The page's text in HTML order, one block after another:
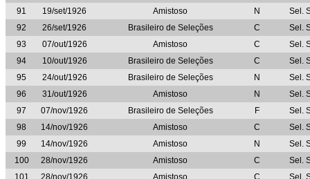
91
19/set/1926 Amistoso N
Sel.
92
26/set/1926 Brasileiro de Seleções C
Sel.
93
07/out/1926 Amistoso C
Sel.
94
10/out/1926 Brasileiro de Seleções C
Sel.
95
24/out/1926 Brasileiro de Seleções N
Sel.
96
31/out/1926 Amistoso N
Sel.
97
07/nov/1926 Brasileiro de Seleções F
Sel.
98
14/nov/1926 Amistoso C
Sel.
99
14/nov/1926 Amistoso N
Sel.
100
28/nov/1926 Amistoso C
Sel.
101
28/nov/1926 Amistoso C
Sel.